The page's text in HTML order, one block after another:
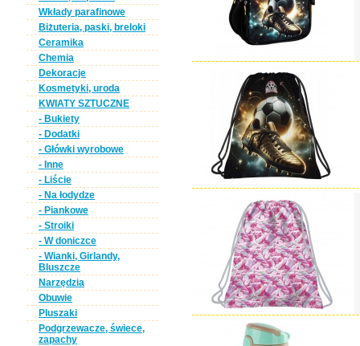
Wkłady parafinowe
Biżuteria, paski, breloki
Ceramika
Chemia
Dekoracje
Kosmetyki, uroda
KWIATY SZTUCZNE
- Bukiety
- Dodatki
- Główki wyrobowe
- Inne
- Liście
- Na łodydze
- Piankowe
- Stroiki
- W doniczce
- Wianki, Girlandy,
Bluszcze
Narzędzia
Obuwie
Pluszaki
Podgrzewacze, świece,
zapachy